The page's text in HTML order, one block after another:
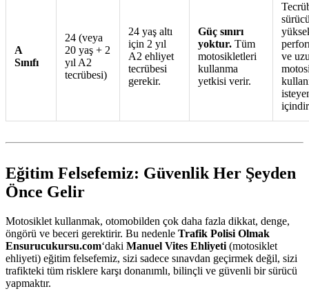
A
Sınıfı
24 (veya
20 yaş + 2
yıl A2
tecrübesi)
24 yaş altı
için 2 yıl
A2 ehliyet
tecrübesi
gerekir.
Güç sınırı
yoktur. Tüm
motosikletleri
kullanma
yetkisi verir.
ve
Eğitim Felsefemiz: Güvenlik Her Şeyden
Önce Gelir
Motosiklet kullanmak, otomobilden çok daha fazla dikkat, denge,
öngörü ve beceri gerektirir. Bu nedenle Trafik Polisi Olmak
Ensurucukursu.com‘daki Manuel Vites Ehliyeti (motosiklet
ehliyeti) eğitim felsefemiz, sizi sadece sınavdan geçirmek değil, sizi
trafikteki tüm risklere karşı donanımlı, bilinçli ve güvenli bir sürücü
yapmaktır.